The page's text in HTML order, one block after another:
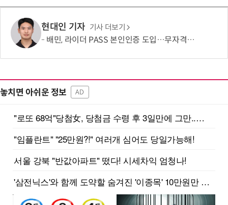
현대인 기자 기사 더보기
배민, 라이더 PASS 본인인증 도입…무자격 라이더 차단
놓치면 아쉬운 정보 AD